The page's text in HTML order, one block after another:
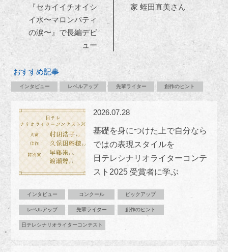
『セカイイチオイシ
イ水〜マロンパティ
の涙〜』で長編デビ
ュー
家 蛭田直美さん
おすすめ記事
インタビュー レベルアップ 先輩ライター 創作のヒント
2026.07.28
基礎を身につけた上で自分なら
ではの表現スタイルを
日テレシナリオライターコンテ
スト2025 受賞者に学ぶ
インタビュー コンクール ピックアップ
レベルアップ 先輩ライター 創作のヒント
日テレシナリオライターコンテスト